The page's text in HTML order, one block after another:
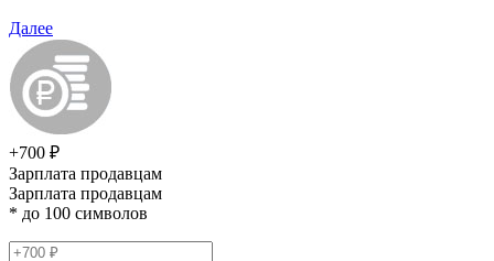
Далее
+700 ₽
Зарплата продавцам
Зарплата продавцам
* до 100 символов